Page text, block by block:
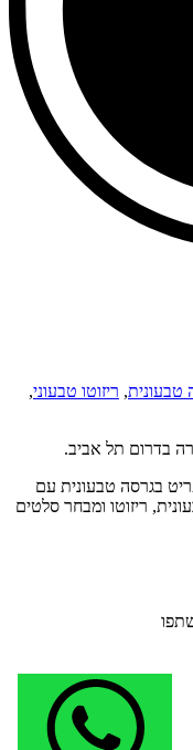
טבעונית, ריזוטו טבעוני,
בדרום תל אביב.
בגרסה טבעונית עם
ריזוטו ומבחר סלטים